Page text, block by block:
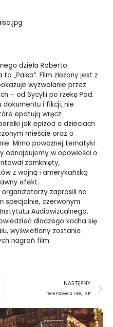
dzieła Roberto
„Paisa”. Film złożony jest z
wyzwalanie przez
– od Sycylii po rzekę Pad.
dokumentu i fikcji, nie
epatują wręcz
jak epizod o dzieciach
mieście oraz o
Mimo poważnej tematyki
odnajdujemy w opowieści o
zamknięty,
z wojną i amerykańską
efekt.
organizatorzy zaprosili na
specjalnie, czerwonym
Audiowizualnego,
dlaczego kocha się
wyświetlony zostanie
nagrań film.
NASTĘPNY
Telenowela IIIej RP